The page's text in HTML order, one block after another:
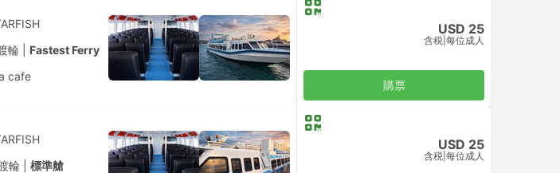
輪 Fastest Ferry
cafe
USD 25
含税 每位成人
購票
輪 標準艙
USD 25
含税 每位成人